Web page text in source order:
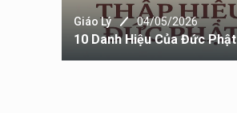
Giáo Lý 04/05/2026
10 Danh Hiệu Của Đức Phật